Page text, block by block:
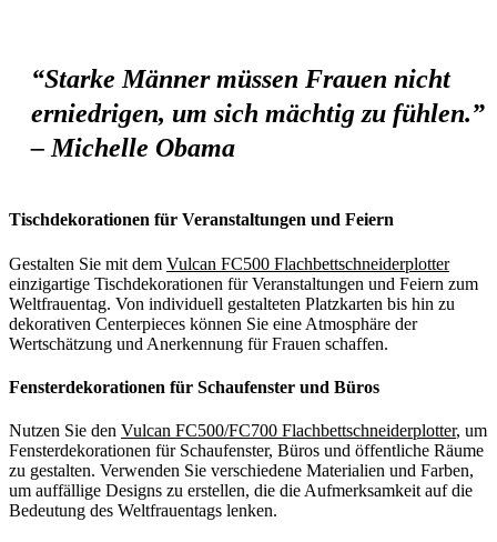
“Starke Männer müssen Frauen nicht
erniedrigen, um sich mächtig zu fühlen.”
– Michelle Obama
Tischdekorationen für Veranstaltungen und Feiern
Gestalten Sie mit dem Vulcan FC500 Flachbettschneiderplotter
einzigartige Tischdekorationen für Veranstaltungen und Feiern zum
Weltfrauentag. Von individuell gestalteten Platzkarten bis hin zu
dekorativen Centerpieces können Sie eine Atmosphäre der
Wertschätzung und Anerkennung für Frauen schaffen.
Fensterdekorationen für Schaufenster und Büros
Nutzen Sie den Vulcan FC500/FC700 Flachbettschneiderplotter, um
Fensterdekorationen für Schaufenster, Büros und öffentliche Räume
zu gestalten. Verwenden Sie verschiedene Materialien und Farben,
um auffällige Designs zu erstellen, die die Aufmerksamkeit auf die
Bedeutung des Weltfrauentags lenken.